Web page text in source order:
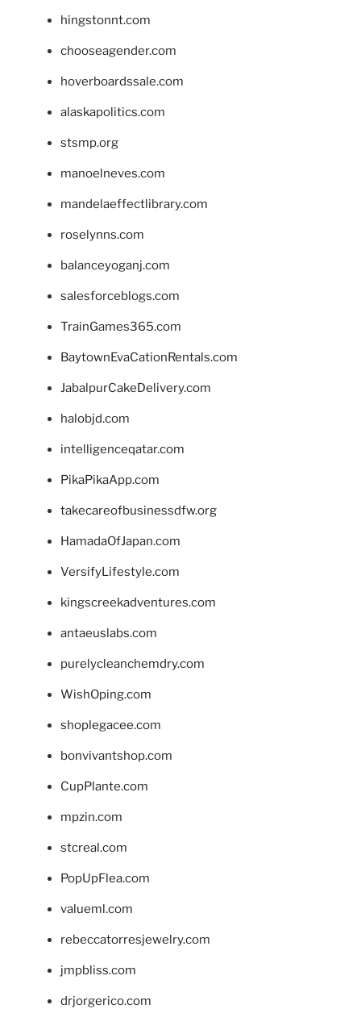
hingstonnt.com
chooseagender.com
hoverboardssale.com
alaskapolitics.com
stsmp.org
manoelneves.com
mandelaeffectlibrary.com
roselynns.com
balanceyoganj.com
salesforceblogs.com
TrainGames365.com
BaytownEvaCationRentals.com
JabalpurCakeDelivery.com
halobjd.com
intelligenceqatar.com
PikaPikaApp.com
takecareofbusinessdfw.org
HamadaOfJapan.com
VersifyLifestyle.com
kingscreekadventures.com
antaeuslabs.com
purelycleanchemdry.com
WishOping.com
shoplegacee.com
bonvivantshop.com
CupPlante.com
mpzin.com
stcreal.com
PopUpFlea.com
valueml.com
rebeccatorresjewelry.com
jmpbliss.com
drjorgerico.com